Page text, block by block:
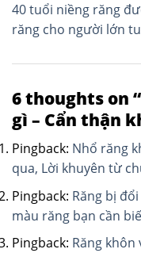
hướng
bài
40 tuổi niềng răng
răng cho người lớn
6 thoughts on “
gì – Cẩn thận
Pingback: Nhổ răng
qua, Lời khuyên từ
Pingback: Răng bị
màu răng bạn cần
Pingback: Răng